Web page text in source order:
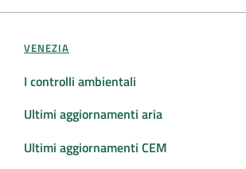
Seguici
VENEZIA
I controlli ambientali
Ultimi aggiornamenti aria
Ultimi aggiornamenti CEM